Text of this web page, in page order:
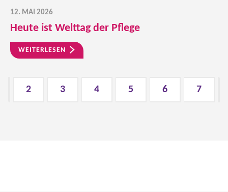
12. MAI 2026
Heute ist Welttag der Pflege
WEITERLESEN
12 3 4 5 6 7